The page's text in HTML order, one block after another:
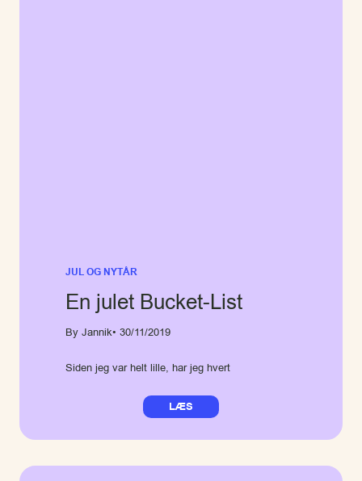
JUL OG NYTÅR
En julet Bucket-List
By Jannik• 30/11/2019
Siden jeg var helt lille, har jeg hvert
LÆS